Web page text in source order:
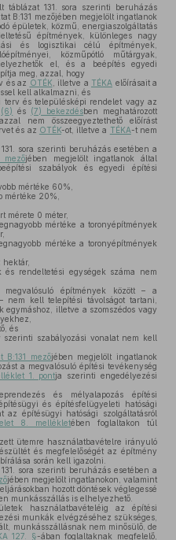
táblázat 131. sora szerinti beruházás
B:131 mezőjében megjelölt ingatlanok
épületek, közmű, energiaszolgáltatás
építmények, különleges nagy
és logisztikai célú építmények,
közműpótló műtárgyak,
el, és a beépítés egyedi
meg, azzal, hogy
és az OTÉK , illetve a TÉKA előírásait a
kell alkalmazni, és
terv és településképi rendelet vagy az
(6) és (7) bekezdésben meghatározott
nem összeegyeztethető előírást
és az OTÉK-ot, illetve a TÉKA-t nem
sora szerinti beruházás esetében a
mezőjében megjelölt ingatlanok által
szabályok és egyedi építési
mértéke 60%,
mértéke 20%,
mérete 0 méter,
mértéke a toronyépítmények
mértéke a toronyépítmények
rendeltetési egységek száma nem
építmények között – a
nem kell telepítési távolságot tartani,
egymáshoz, illetve a szomszédos vagy
és
szabályozási vonalat nem kell
B:131 mezőjében megjelölt ingatlanok
a megvalósuló építési tevékenység
1. pontja szerinti engedélyezési
és mélyalapozás építési
és építésfelügyeleti hatósági
az építésügyi hatósági szolgáltatásról
8. mellékletében foglaltakon túl
ütemre használatbavételre irányuló
és megfelelőségét az építmény
során kell igazolni.
sora szerinti beruházás esetében a
jében megjelölt ingatlanokon, valamint
hozott döntések véglegessé
munkásszállás is elhelyezhető.
használatbavételéig az építési
munkák elvégzéséhez szükséges,
munkásszállásnak nem minősülő, de
127. §-ában foglaltaknak megfelelő,